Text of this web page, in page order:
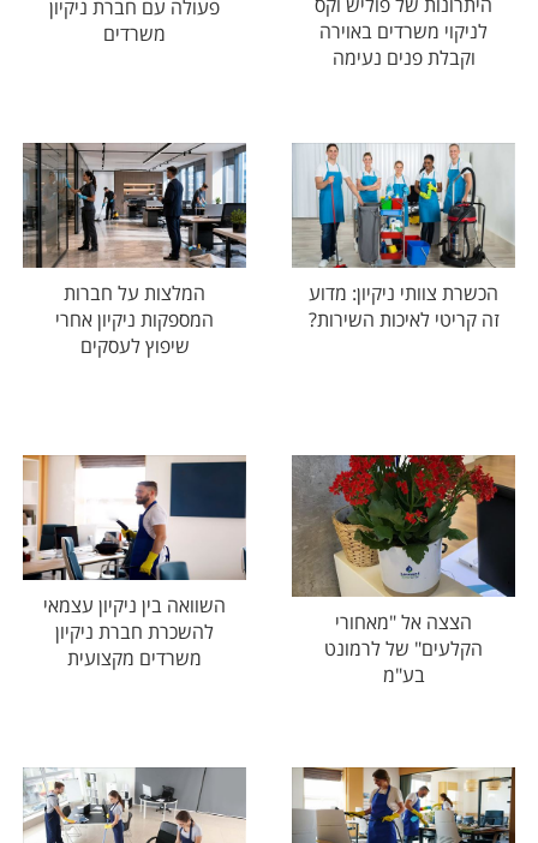
לניקוי משרדים באוירה
וקבלת פנים נעימה
פעולה עם חברת ניקיון
משרדים
הכשרת צוותי ניקיון: מדוע
זה קריטי לאיכות השירות?
המלצות על חברות
המספקות ניקיון אחרי
שיפוץ לעסקים
הצצה אל "מאחורי
הקלעים" של לרמונט
בע"מ
השוואה בין ניקיון עצמאי
להשכרת חברת ניקיון
משרדים מקצועית